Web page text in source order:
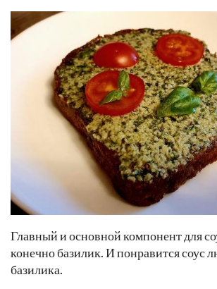
Главный и основной компонент для
конечно базилик. И понравится соус
базилика.